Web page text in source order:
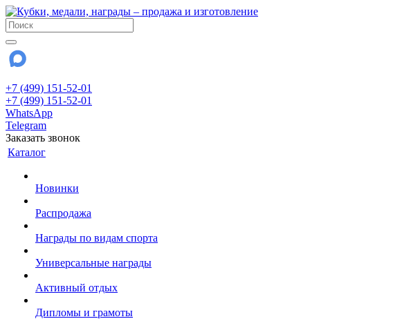
+7 (499) 151-52-01
+7 (499) 151-52-01
WhatsApp
Telegram
Заказать звонок
Каталог
Новинки
Распродажа
Награды по видам спорта
Универсальные награды
Активный отдых
Дипломы и грамоты